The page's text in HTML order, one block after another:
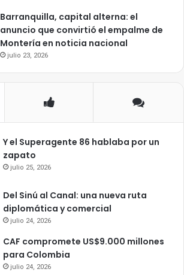
Barranquilla, capital alterna: el
anuncio que convirtió el empalme de
Montería en noticia nacional
julio 23, 2026
Y el Superagente 86 hablaba por un
zapato
julio 25, 2026
Del Sinú al Canal: una nueva ruta
diplomática y comercial
julio 24, 2026
CAF compromete US$9.000 millones
para Colombia
julio 24, 2026